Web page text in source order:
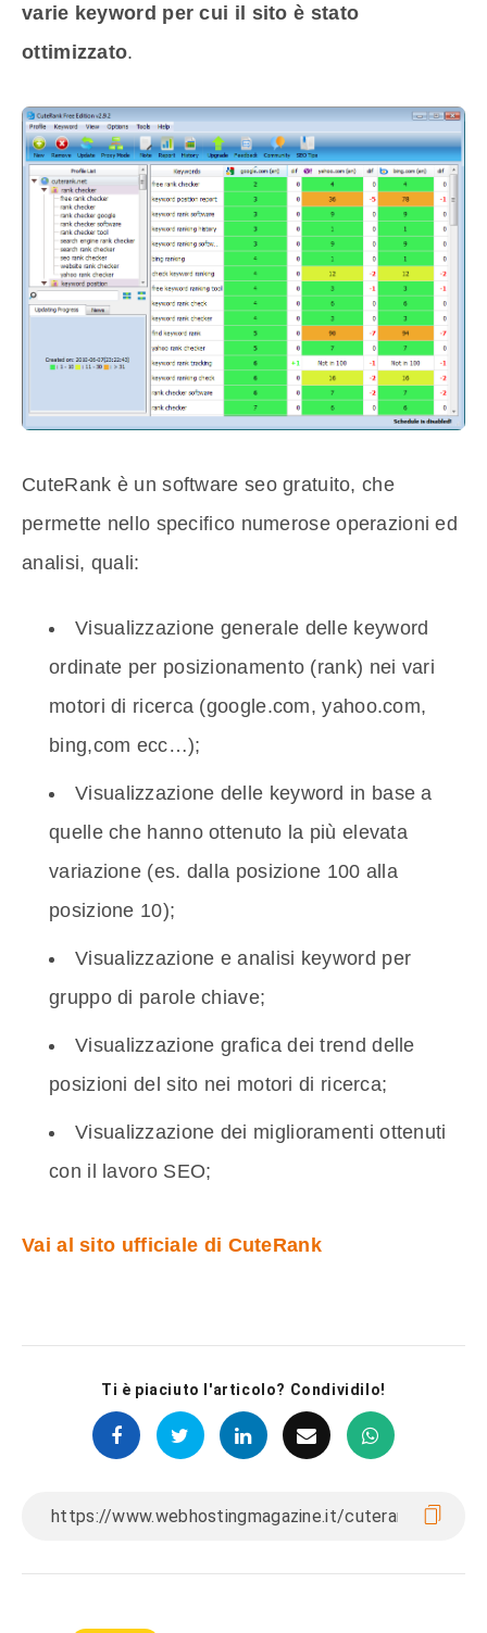
varie keyword per cui il sito è stato
ottimizzato.
CuteRank è un software seo gratuito, che
permette nello specifico numerose operazioni ed
analisi, quali:
Visualizzazione generale delle keyword
ordinate per posizionamento (rank) nei vari
motori di ricerca (google.com, yahoo.com,
bing,com ecc…);
Visualizzazione delle keyword in base a
quelle che hanno ottenuto la più elevata
variazione (es. dalla posizione 100 alla
posizione 10);
Visualizzazione e analisi keyword per
gruppo di parole chiave;
Visualizzazione grafica dei trend delle
posizioni del sito nei motori di ricerca;
Visualizzazione dei miglioramenti ottenuti
con il lavoro SEO;
Vai al sito ufficiale di CuteRank
Ti è piaciuto l'articolo? Condividilo!